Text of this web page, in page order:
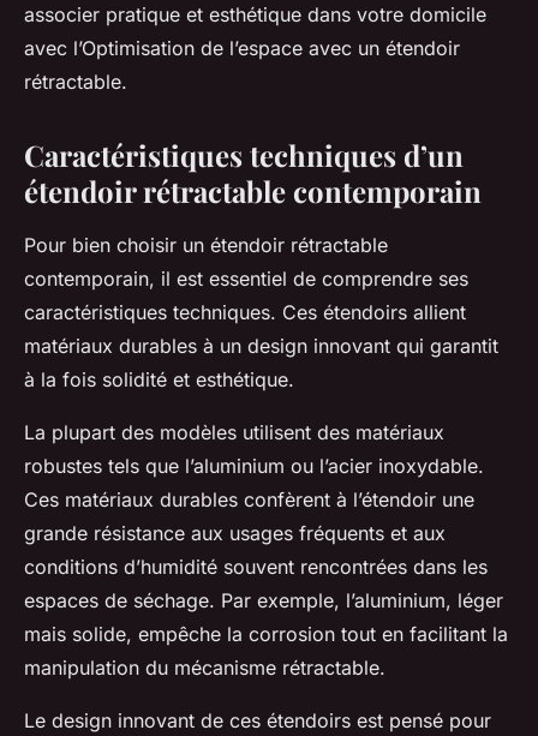
associer pratique et esthétique dans votre domicile
avec l’Optimisation de l’espace avec un étendoir
rétractable.
Caractéristiques techniques d’un
étendoir rétractable contemporain
Pour bien choisir un étendoir rétractable
contemporain, il est essentiel de comprendre ses
caractéristiques techniques. Ces étendoirs allient
matériaux durables à un design innovant qui garantit
à la fois solidité et esthétique.
La plupart des modèles utilisent des matériaux
robustes tels que l’aluminium ou l’acier inoxydable.
Ces matériaux durables confèrent à l’étendoir une
grande résistance aux usages fréquents et aux
conditions d’humidité souvent rencontrées dans les
espaces de séchage. Par exemple, l’aluminium, léger
mais solide, empêche la corrosion tout en facilitant la
manipulation du mécanisme rétractable.
Le design innovant de ces étendoirs est pensé pour